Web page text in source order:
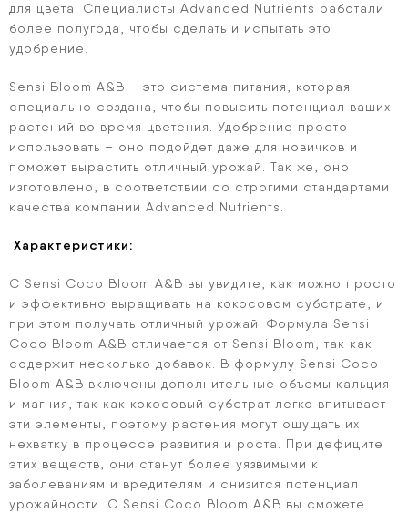
для цвета! Специалисты Advanced Nutrients работали
более полугода, чтобы сделать и испытать это
удобрение.
Sensi Bloom A&B – это система питания, которая
специально создана, чтобы повысить потенциал ваших
растений во время цветения. Удобрение просто
использовать – оно подойдет даже для новичков и
поможет вырастить отличный урожай. Так же, оно
изготовлено, в соответствии со строгими стандартами
качества компании Advanced Nutrients.
Характеристики:
С Sensi Coco Bloom A&B вы увидите, как можно просто
и эффективно выращивать на кокосовом субстрате, и
при этом получать отличный урожай. Формула Sensi
Coco Bloom A&B отличается от Sensi Bloom, так как
содержит несколько добавок. В формулу Sensi Coco
Bloom A&B включены дополнительные объемы кальция
и магния, так как кокосовый субстрат легко впитывает
эти элементы, поэтому растения могут ощущать их
нехватку в процессе развития и роста. При дефиците
этих веществ, они станут более уязвимыми к
заболеваниям и вредителям и снизится потенциал
урожайности. С Sensi Coco Bloom A&B вы сможете